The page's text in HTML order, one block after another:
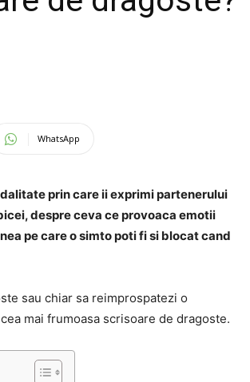
WhatsApp
prin care ii exprimi partenerului
despre ceva ce provoaca emotii
pe care o simto poti fi si blocat cand
sau chiar sa reimprospatezi o
mai frumoasa scrisoare de dragoste.